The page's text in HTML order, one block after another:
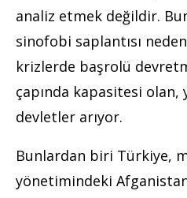
analiz etmek değildir.
sinofobi saplantısı
krizlerde başrolü
çapında kapasitesi
devletler arıyor.
Bunlardan biri Türkiye,
yönetimindeki